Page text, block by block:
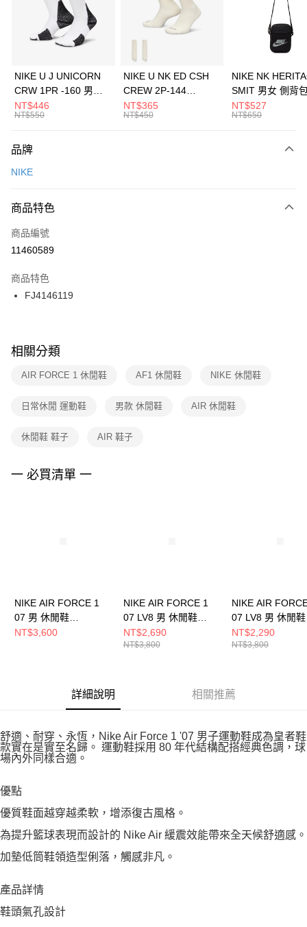
合作金庫商業銀行
第一商業銀行
華南商業銀行
彰化商業銀行
上海商業儲蓄銀行
元大商業銀行
台灣樂天信用卡公司
Apple Pay
全盈+PAY
AFTEE先享後付
【關於「AFTEE先享後付」】
便利好安心！
３．安心：先確認商品／服務後，再付款。
【「AFTEE先享後付」結帳流程】
１．於結帳方式選擇「AFTEE先享後付」後，將跳轉至「AFTEE先享後付」
２．訂單成立數日內，您將收到繳費通知簡訊。
３．收到繳費通知簡訊後14天內，點擊此簡訊中的連結，可透過四大超商／
ATM／網路銀行／等多元方式進行付款，方視為交易完成。
※ 交易是否成功請以「AFTEE先享後付 」之結帳頁面顯示為準，若有關於
是否繳費成功／繳費後需取消欲退款等相關疑問，請聯繫「AFTEE先享後付
客戶支援中心」https://netprotections.freshdesk.com/support/home
１．透過由恩沛科技股份有限公司提供之「AFTEE先享後付」服務完成之交
權轉讓予恩沛科技股份有限公司。
３．未成年的使用者請事先徵得法定代理人或監護人之同意方可使用
「AFTEE先享後付」，若未經同意申辦者引起之損失，本公司不負相關責
運送方式
每筆NT$100，滿NT$1,500(含以上)免運費
宅配
每筆NT$100，滿NT$1,500(含以上)免運費
付款後門市自取
每筆NT$100，滿NT$1,500(含以上)免運費
NIKE U J UNICORN
CRW 1PR -160 男女
中統襪 FZ3393100
NT$446
NT$550
NIKE U NK ED CSH
CREW 2P-144
EMBRDY 男女 短統襪
FZ3073133
NT$365
NT$450
NIKE NK
SMIT 男女 側背
BA5871010
NT$527
NT$650
品牌
NIKE
商品特色
商品編號
11460589
商品特色
FJ4146119
相關分類
AIR FORCE 1 休閒鞋 AF1 休閒鞋 NIKE 休閒鞋
日常休閒 運動鞋 男款 休閒鞋 AIR 休閒鞋
休閒鞋 鞋子 AIR 鞋子
一 必買清單 一
NIKE AIR FORCE 1
07 男 休閒鞋
CW2288001
NT$3,600
NIKE AIR FORCE 1
07 LV8 男 休閒鞋
IB6388300
NT$2,690
NT$3,800
NIKE AIR
07 LV8 男 休閒鞋
HJ4465700
NT$2,290
NT$3,800
詳細說明 相關推薦
舒適、耐穿、永恆，Nike Air Force 1 '07 男子運動鞋成為皇者鞋
款實在是實至名歸。 運動鞋採用 80 年代結構配搭經典色調，球
場內外同樣合適。
優點
優質鞋面越穿越柔軟，增添復古風格。
為提升籃球表現而設計的 Nike Air 緩震效能帶來全天候舒適感。
加墊低筒鞋領造型俐落，觸感非凡。
產品詳情
鞋頭氣孔設計